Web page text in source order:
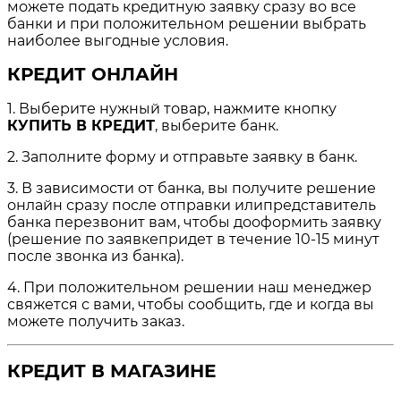
можете подать кредитную заявку сразу во все
банки и при положительном решении выбрать
наиболее выгодные условия.
КРЕДИТ ОНЛАЙН
1. Выберите нужный товар, нажмите кнопку
КУПИТЬ В КРЕДИТ, выберите банк.
2. Заполните форму и отправьте заявку в банк.
3. В зависимости от банка, вы получите решение
онлайн сразу после отправки илипредставитель
банка перезвонит вам, чтобы дооформить заявку
(решение по заявкепридет в течение 10-15 минут
после звонка из банка).
4. При положительном решении наш менеджер
свяжется с вами, чтобы сообщить, где и когда вы
можете получить заказ.
КРЕДИТ В МАГАЗИНЕ